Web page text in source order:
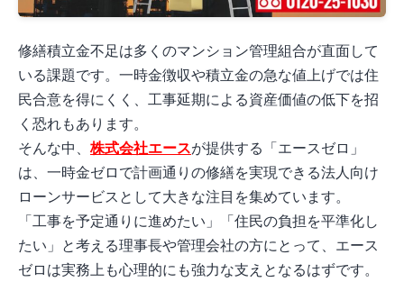
修繕積立金不足は多くのマンション管理組合が直面して
いる課題です。一時金徴収や積立金の急な値上げでは住
民合意を得にくく、工事延期による資産価値の低下を招
く恐れもあります。
そんな中、 株式会社エースが提供する「エースゼロ」
は、一時金ゼロで計画通りの修繕を実現できる法人向け
ローンサービスとして大きな注目を集めています。
「工事を予定通りに進めたい」「住民の負担を平準化し
たい」と考える理事長や管理会社の方にとって、エース
ゼロは実務上も心理的にも強力な支えとなるはずです。